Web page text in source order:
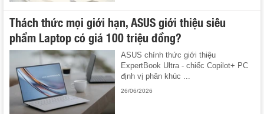
Thách thức mọi giới hạn, ASUS giới thiệu siêu
phẩm Laptop có giá 100 triệu đồng?
ASUS chính thức giới thiệu
ExpertBook Ultra - chiếc Copilot+ PC
định vị phân khúc ...
26/06/2026